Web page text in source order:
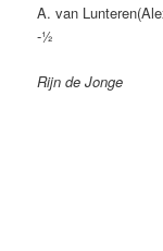
A. van
-½
Rijn de Jonge